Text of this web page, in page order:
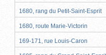
1680, rang du Petit-Saint-Esprit
1680, route Marie-Victorin
169-171, rue Louis-Caron